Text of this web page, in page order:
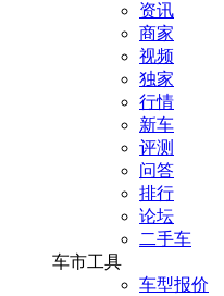
资讯
商家
视频
独家
行情
新车
评测
问答
排行
论坛
二手车
车市工具
车型报价